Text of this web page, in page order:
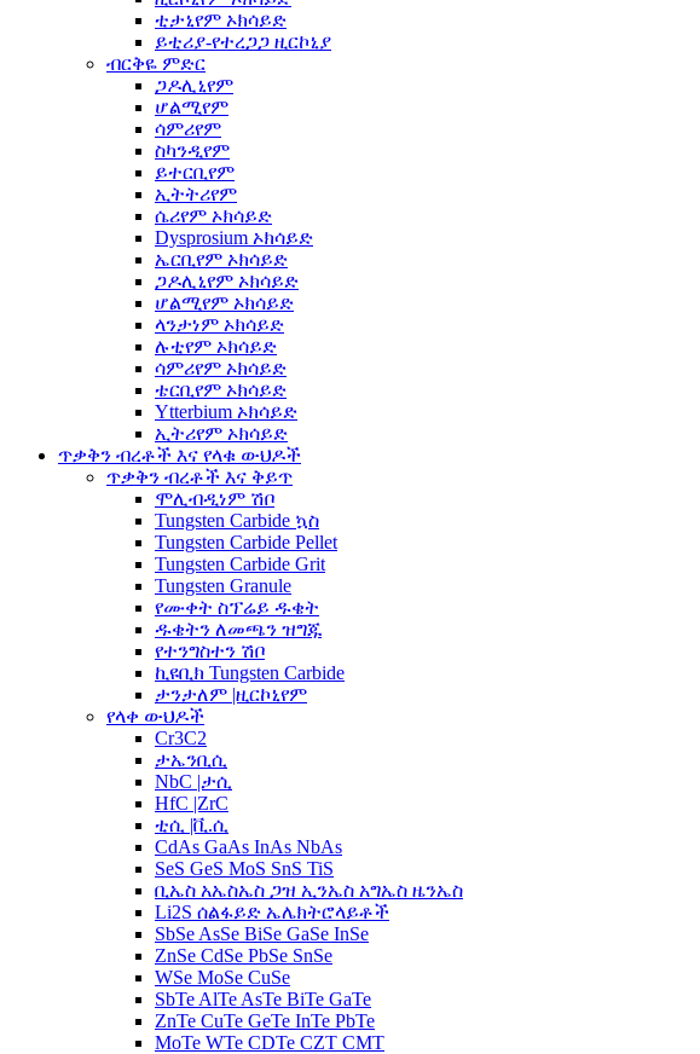
ቲታኒየም ኦክሳይድ
ይቲሪያ-የተረጋጋ ዚርኮኒያ
ብርቅዬ ምድር
ጋዶሊኒየም
ሆልሚየም
ሳምሪየም
ስካንዲየም
ይተርቢየም
ኢትትሪየም
ሴሪየም ኦክሳይድ
Dysprosium ኦክሳይድ
ኤርቢየም ኦክሳይድ
ጋዶሊኒየም ኦክሳይድ
ሆልሚየም ኦክሳይድ
ላንታነም ኦክሳይድ
ሉቲየም ኦክሳይድ
ሳምሪየም ኦክሳይድ
ቴርቢየም ኦክሳይድ
Ytterbium ኦክሳይድ
ኢትሪየም ኦክሳይድ
ጥቃቅን ብረቶች እና የላቁ ውህዶች
ጥቃቅን ብረቶች እና ቅይጥ
ሞሊብዲነም ሽቦ
Tungsten Carbide ኳስ
Tungsten Carbide Pellet
Tungsten Carbide Grit
Tungsten Granule
የሙቀት ስፕሬይ ዱቄት
ዱቄትን ለመጫን ዝግጁ
የተንግስተን ሽቦ
ኪዩቢክ Tungsten Carbide
ታንታለም |ዚርኮኒየም
የላቀ ውህዶች
Cr3C2
ታኤንቢሲ
NbC |ታሲ
HfC |ZrC
ቲሲ |ቪ.ሲ
CdAs GaAs InAs NbAs
SeS GeS MoS SnS TiS
ቢኤስ አኤስኤስ ጋዝ ኢንኤስ አግኤስ ዜንኤስ
Li2S ሰልፋይድ ኤሌክትሮላይቶች
SbSe AsSe BiSe GaSe InSe
ZnSe CdSe PbSe SnSe
WSe MoSe CuSe
SbTe AlTe AsTe BiTe GaTe
ZnTe CuTe GeTe InTe PbTe
MoTe WTe CDTe CZT CMT